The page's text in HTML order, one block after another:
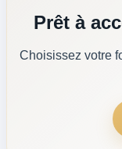
Prêt à
Choisissez votre